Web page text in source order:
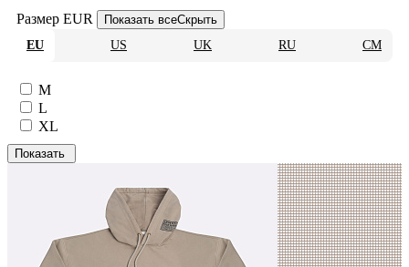
Размер EUR Показать всеСкрыть
EU
US UK RU CM
M
L
XL